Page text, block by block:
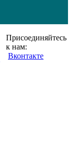
Присоединяйтесь
к нам:
Вконтакте